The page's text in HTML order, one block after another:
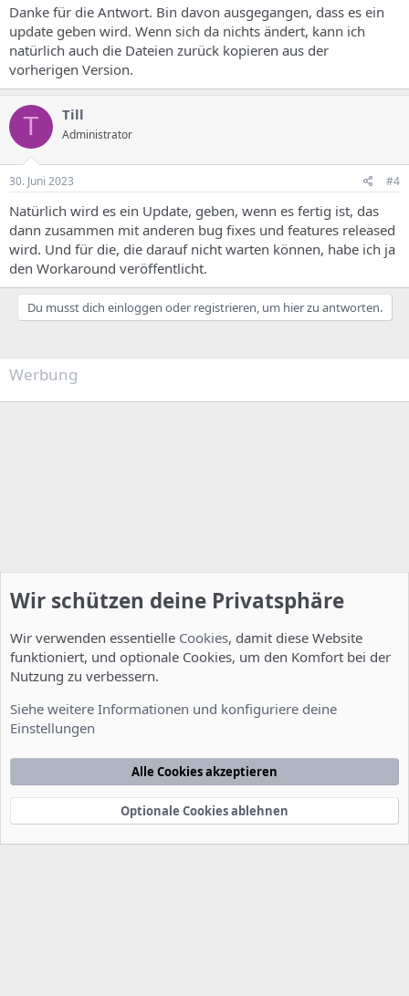
Danke für die Antwort. Bin davon ausgegangen, dass es ein
update geben wird. Wenn sich da nichts ändert, kann ich
natürlich auch die Dateien zurück kopieren aus der
vorherigen Version.
T Till
Administrator
30. Juni 2023 #4
Natürlich wird es ein Update, geben, wenn es fertig ist, das
dann zusammen mit anderen bug fixes und features released
wird. Und für die, die darauf nicht warten können, habe ich ja
den Workaround veröffentlicht.
Du musst dich einloggen oder registrieren, um hier zu antworten.
Werbung
Nutzungsbedingungen Datenschutzerklärung
Startseite
e
Community platform by XenForo® © 2010-2022 XenForo Ltd.
xenDach©2010-2014
Wir schützen deine Privatsphäre
Wir verwenden essentielle Cookies, damit diese Website
funktioniert, und optionale Cookies, um den Komfort bei der
Nutzung zu verbessern.
Siehe weitere Informationen und konfiguriere deine
Einstellungen
Alle Cookies akzeptieren
Optionale Cookies ablehnen